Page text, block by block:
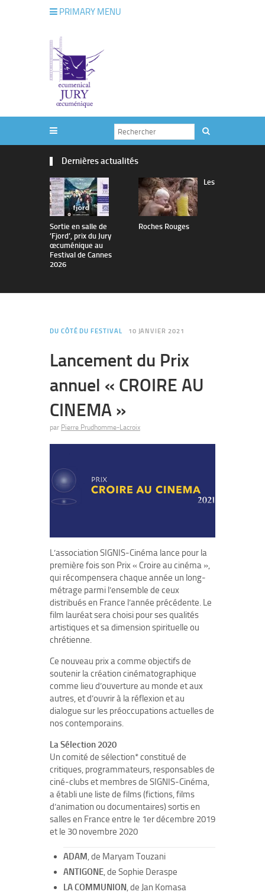
PRIMARY MENU
Dernières actualités
Sortie en salle de
’Fjord’, prix du Jury
œcuménique au
Festival de Cannes
2026
Les
Roches Rouges
DU CÔTÉ DU FESTIVAL 10 JANVIER 2021
Lancement du Prix
annuel « CROIRE AU
CINEMA »
par Pierre Prudhomme-Lacroix
L’association SIGNIS-Cinéma lance pour la
première fois son Prix « Croire au cinéma »,
qui récompensera chaque année un long-
métrage parmi l’ensemble de ceux
distribués en France l’année précédente. Le
film lauréat sera choisi pour ses qualités
artistiques et sa dimension spirituelle ou
chrétienne.
Ce nouveau prix a comme objectifs de
soutenir la création cinématographique
comme lieu d’ouverture au monde et aux
autres, et d’ouvrir à la réflexion et au
dialogue sur les préoccupations actuelles de
nos contemporains.
La Sélection 2020
Un comité de sélection* constitué de
critiques, programmateurs, responsables de
ciné-clubs et membres de SIGNIS-Cinéma,
a établi une liste de films (fictions, films
d’animation ou documentaires) sortis en
salles en France entre le 1er décembre 2019
et le 30 novembre 2020
ADAM, de Maryam Touzani
ANTIGONE, de Sophie Deraspe
LA COMMUNION, de Jan Komasa